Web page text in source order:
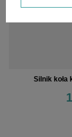
Silnik koła